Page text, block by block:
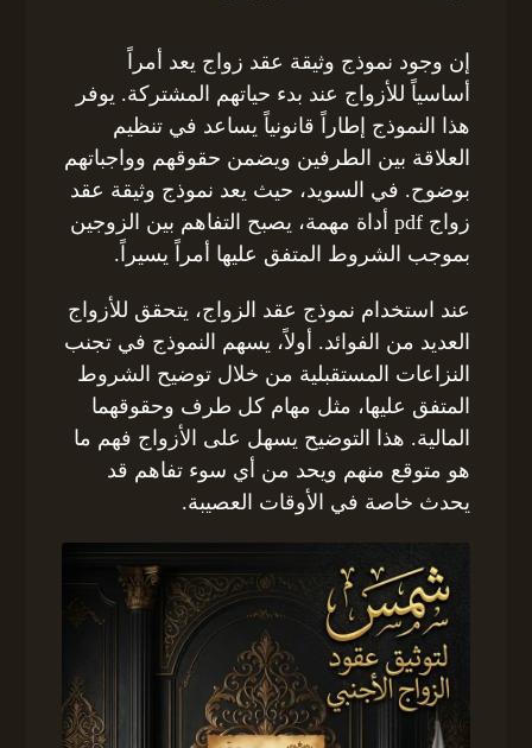
إن وجود نموذج وثيقة عقد زواج يعد أمراً
أساسياً للأزواج عند بدء حياتهم المشتركة. يوفر
هذا النموذج إطاراً قانونياً يساعد في تنظيم
العلاقة بين الطرفين ويضمن حقوقهم وواجباتهم
بوضوح. في السويد، حيث يعد نموذج وثيقة عقد
زواج pdf أداة مهمة، يصبح التفاهم بين الزوجين
بموجب الشروط المتفق عليها أمراً يسيراً.
عند استخدام نموذج عقد الزواج، يتحقق للأزواج
العديد من الفوائد. أولاً، يسهم النموذج في تجنب
النزاعات المستقبلية من خلال توضيح الشروط
المتفق عليها، مثل مهام كل طرف وحقوقهما
المالية. هذا التوضيح يسهل على الأزواج فهم ما
هو متوقع منهم ويحد من أي سوء تفاهم قد
يحدث خاصة في الأوقات العصيبة.